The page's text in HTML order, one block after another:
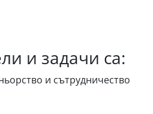
и задачи са:
и сътрудничество